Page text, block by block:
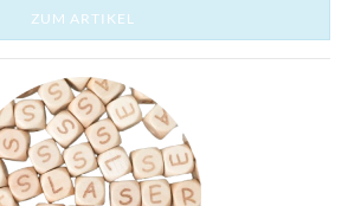
ZUM ARTIKEL